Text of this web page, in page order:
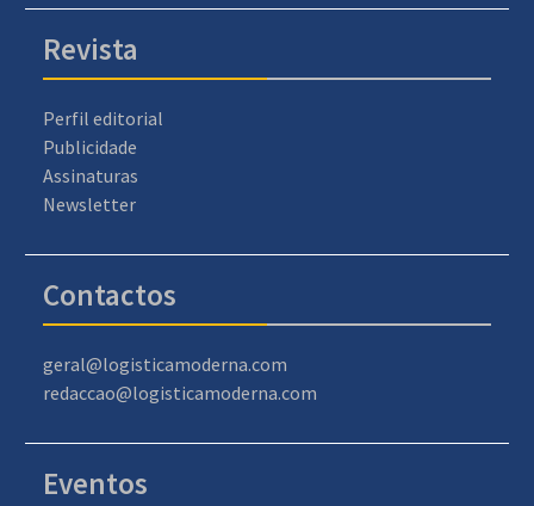
Revista
Perfil editorial
Publicidade
Assinaturas
Newsletter
Contactos
geral@logisticamoderna.com
redaccao@logisticamoderna.com
Eventos